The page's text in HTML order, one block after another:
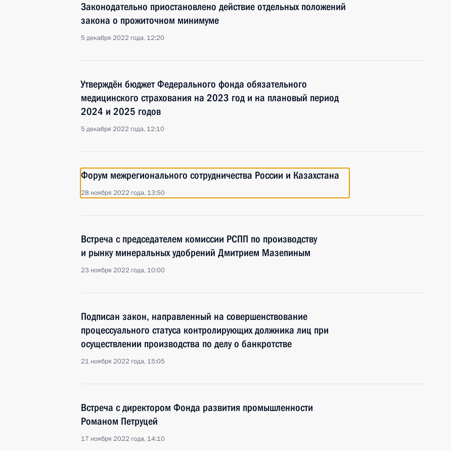
Законодательно приостановлено действие отдельных положений
закона о прожиточном минимуме
5 декабря 2022 года, 12:20
Утверждён бюджет Федерального фонда обязательного
медицинского страхования на 2023 год и на плановый период
2024 и 2025 годов
5 декабря 2022 года, 12:10
Форум межрегионального сотрудничества России и Казахстана
28 ноября 2022 года, 13:50
Встреча с председателем комиссии РСПП по производству
и рынку минеральных удобрений Дмитрием Мазепиным
23 ноября 2022 года, 10:00
Подписан закон, направленный на совершенствование
процессуального статуса контролирующих должника лиц при
осуществлении производства по делу о банкротстве
21 ноября 2022 года, 15:05
Встреча с директором Фонда развития промышленности
Романом Петруцей
17 ноября 2022 года, 14:10